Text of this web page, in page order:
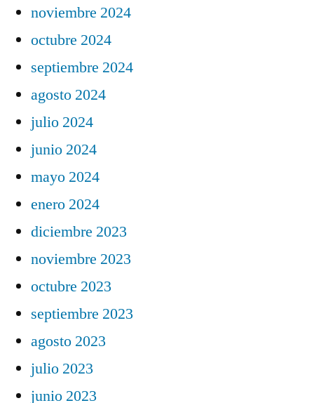
noviembre 2024
octubre 2024
septiembre 2024
agosto 2024
julio 2024
junio 2024
mayo 2024
enero 2024
diciembre 2023
noviembre 2023
octubre 2023
septiembre 2023
agosto 2023
julio 2023
junio 2023